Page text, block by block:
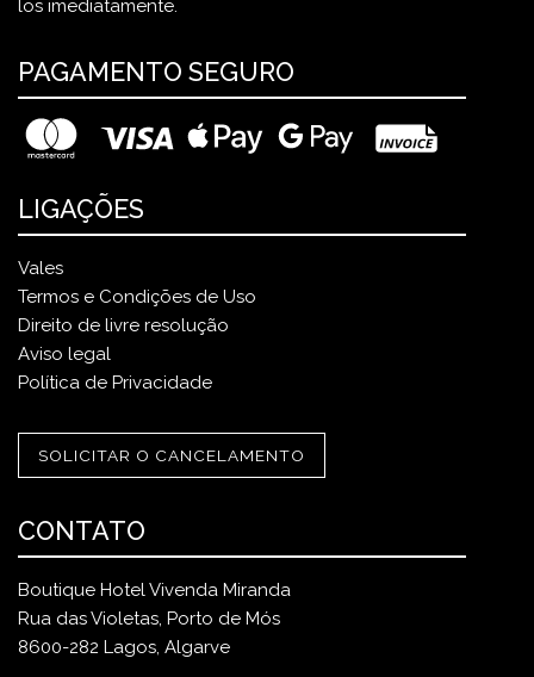
los imediatamente.
PAGAMENTO SEGURO
LIGAÇÕES
Vales
Termos e Condições de Uso
Direito de livre resolução
Aviso legal
Política de Privacidade
SOLICITAR O CANCELAMENTO
CONTATO
Boutique Hotel Vivenda Miranda
Rua das Violetas, Porto de Mós
8600-282 Lagos, Algarve